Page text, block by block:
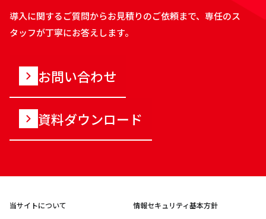
導入に関するご質問からお見積りのご依頼まで、専任のス
タッフが丁寧にお答えします。
お問い合わせ
資料ダウンロード
当サイトについて 情報セキュリティ基本方針